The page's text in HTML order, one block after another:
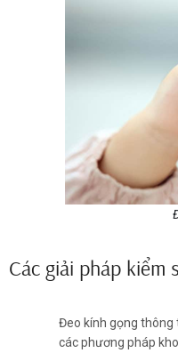
Các giải pháp
Đeo kính gọng thông
các phương pháp